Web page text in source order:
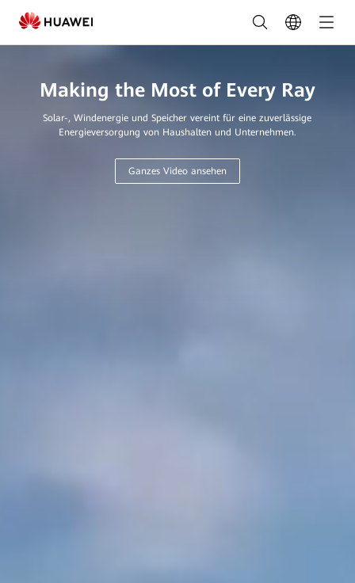
Ihr
Partner
Photovoltaik
FusionSolar
Making the Most of Every Ray
Solar-, Windenergie und Speicher vereint für eine zuverlässige
Energieversorgung von Haushalten und Unternehmen.
Ganzes Video ansehen